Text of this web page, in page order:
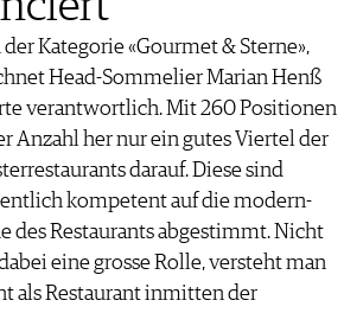
Kategorie «Gourmet & Sterne»,
Head-Sommelier Marian Henß
verantwortlich. Mit 260 Positionen
Anzahl her nur ein gutes Viertel der
darauf. Diese sind
kompetent auf die modern-
des Restaurants abgestimmt. Nicht
eine grosse Rolle, versteht man
als Restaurant inmitten der